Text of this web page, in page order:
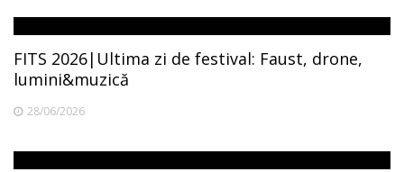
FITS 2026|Ultima zi de festival: Faust, drone,
lumini&muzică
28/06/2026